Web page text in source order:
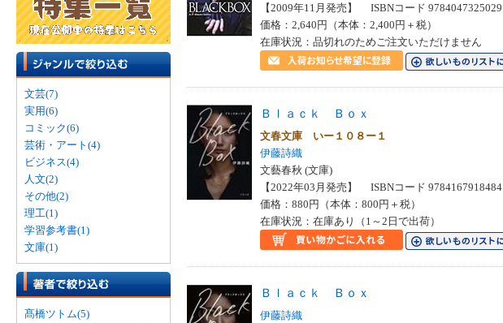
文芸(7)
実用(6)
コミック(6)
芸術・アート(4)
ビジネス(4)
人文(2)
その他(2)
理工(1)
学習参考書(1)
文庫(1)
髙橋ツトム(5)
【2009年11月発売】 ISBNコード 9784047325029
価格：2,640円（本体：2,400円＋税）
在庫状況：品切れのためご注文いただけません
Ｂｌａｃｋ Ｂｏｘ
文春文庫 いー１０８ー１
伊藤詩織
文藝春秋 (文庫)
【2022年03月発売】 ISBNコード 9784167918484
価格：880円（本体：800円＋税）
在庫状況：在庫あり（1～2日で出荷）
Ｂｌａｃｋ Ｂｏｘ
伊藤詩織